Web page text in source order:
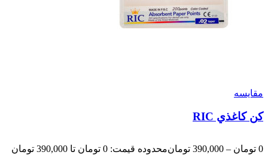
مقایسه
کن کاغذي RIC
0 تومان –
390,000 تومانمحدوده قیمت: 0 تومان تا 390,000 تومان